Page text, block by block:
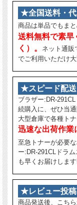
★全国送料・
商品は単品でもま
送料無料で素早
く）。
ネット通販
でご利用いただけ大
★スピード配送
ブラザー:DR-
続購入に、ぜひ当
大型倉庫で各種ト
迅速な出荷作業
至急トナーが必要
ー:DR-291CLドラ
も早くお届けしま
★レビュー投稿
商品発送後、こち